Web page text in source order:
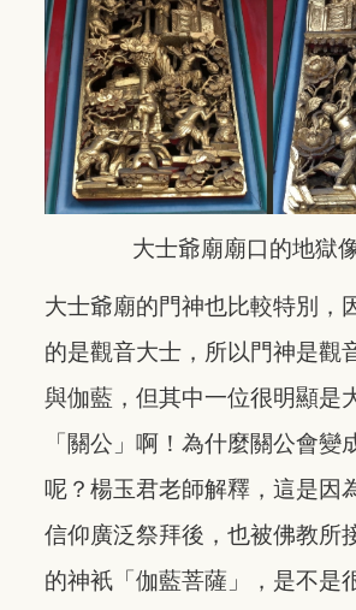
大士爺廟廟口的地獄
大士爺廟的門神也比較特別，
的是觀音大士，所以門神是觀
與伽藍，但其中一位很明顯是
「關公」啊！為什麼關公會變
呢？楊玉君老師解釋，這是因
信仰廣泛祭拜後，也被佛教所
的神衹「伽藍菩薩」，是不是